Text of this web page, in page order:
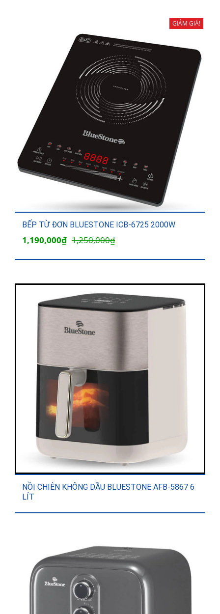
GIẢM GIÁ!
BẾP TỪ ĐƠN BLUESTONE ICB-6725 2000W
1,250,000₫
Giá
1,250,000₫.
1,190,000₫ Giá
là:
1,190,000₫.
NỒI CHIÊN KHÔNG DẦU BLUESTONE AFB-5867 6
LÍT